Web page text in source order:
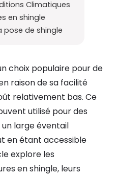
Climatiques
en shingle
pose de shingle
choix populaire pour de
raison de sa facilité
relativement bas. Ce
utilisé pour des
large éventail
en étant accessible
explore les
en shingle, leurs